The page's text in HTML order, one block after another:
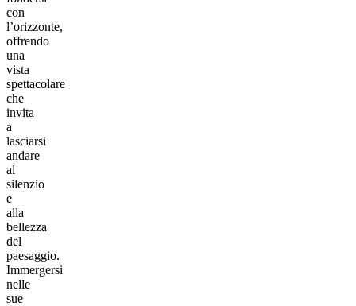
con
l’orizzonte,
offrendo
una
vista
spettacolare
che
invita
a
lasciarsi
andare
al
silenzio
e
alla
bellezza
del
paesaggio.
Immergersi
nelle
sue